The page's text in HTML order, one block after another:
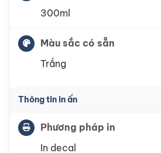
300ml
Màu sắc có sẵn
Trắng
Thông tin in ấn
Phương pháp in
In decal